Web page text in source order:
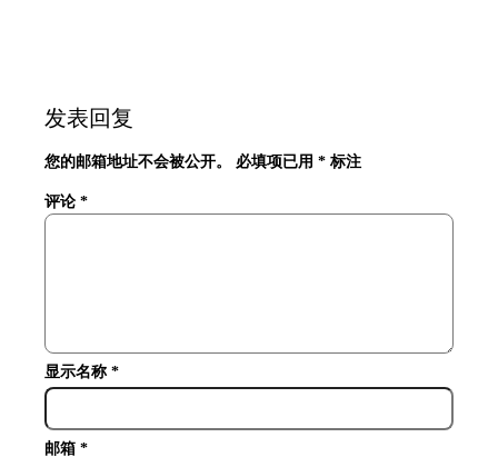
发表回复
您的邮箱地址不会被公开。 必填项已用* 标注
评论*
显示名称*
邮箱*